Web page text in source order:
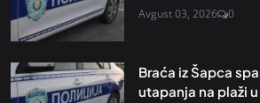
Avgust 03, 2026 0
Braća iz Šapca
utapanja na plaži u